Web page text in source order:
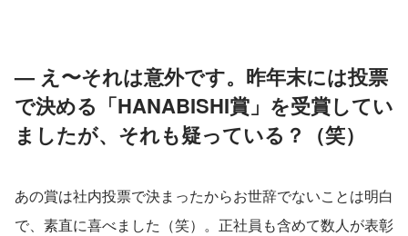
— え〜それは意外です。昨年末には投票
で決める「HANABISHI賞」を受賞してい
ましたが、それも疑っている？（笑）
あの賞は社内投票で決まったからお世辞でないことは明白
で、素直に喜べました（笑）。正社員も含めて数人が表彰